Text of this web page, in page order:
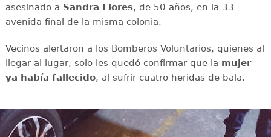
asesinado a Sandra Flores, de 50 años, en la 33
avenida final de la misma colonia.
Vecinos alertaron a los Bomberos Voluntarios, quienes al
llegar al lugar, solo les quedó confirmar que la mujer
ya había fallecido, al sufrir cuatro heridas de bala.